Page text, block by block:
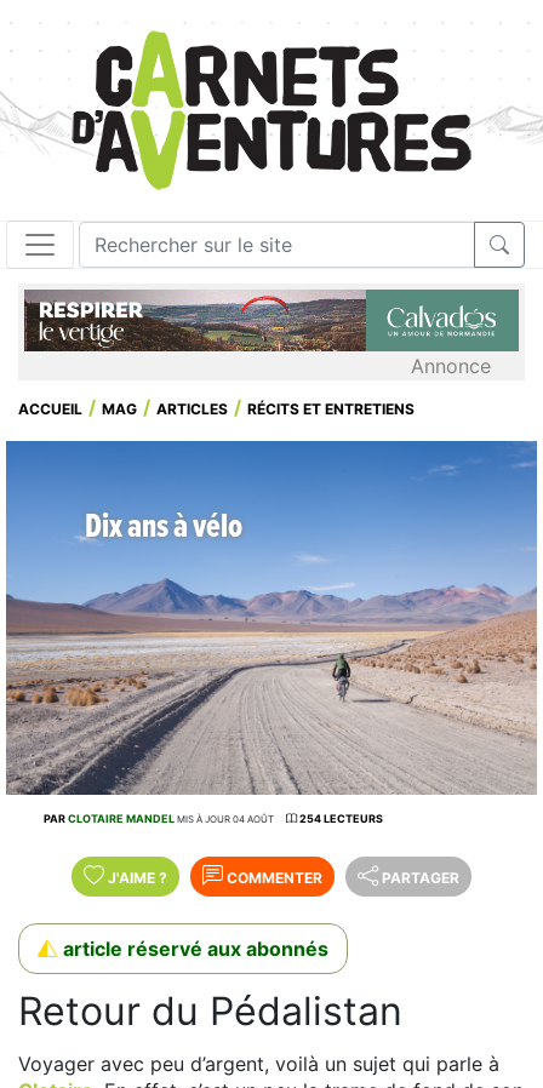
Annonce
ACCUEIL MAG ARTICLES RÉCITS ET ENTRETIENS
Dix ans à vélo
PARCLOTAIRE MANDEL MIS À JOUR 04 AOÛT 254 LECTEURS
J'AIME ? COMMENTER PARTAGER
article réservé aux abonnés
Retour du Pédalistan
Voyager avec peu d’argent, voilà un sujet qui parle à